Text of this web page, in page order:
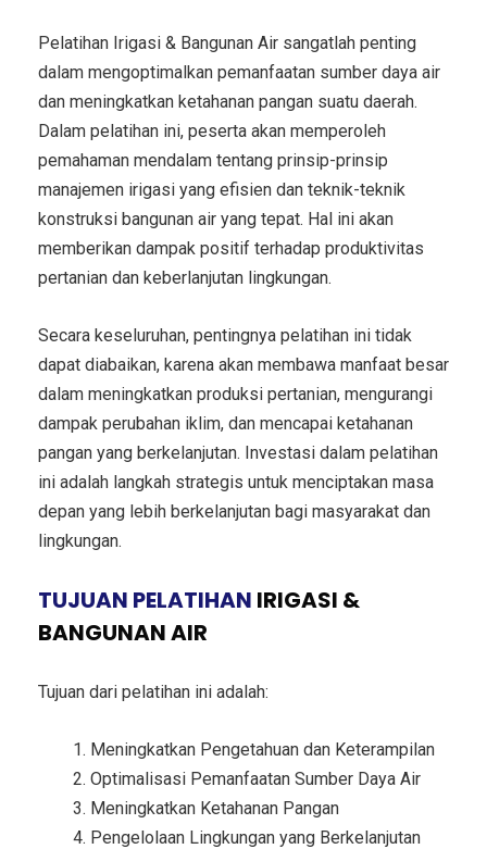
Pelatihan Irigasi & Bangunan Air sangatlah penting
dalam mengoptimalkan pemanfaatan sumber daya air
dan meningkatkan ketahanan pangan suatu daerah.
Dalam pelatihan ini, peserta akan memperoleh
pemahaman mendalam tentang prinsip-prinsip
manajemen irigasi yang efisien dan teknik-teknik
konstruksi bangunan air yang tepat. Hal ini akan
memberikan dampak positif terhadap produktivitas
pertanian dan keberlanjutan lingkungan.
Secara keseluruhan, pentingnya pelatihan ini tidak
dapat diabaikan, karena akan membawa manfaat besar
dalam meningkatkan produksi pertanian, mengurangi
dampak perubahan iklim, dan mencapai ketahanan
pangan yang berkelanjutan. Investasi dalam pelatihan
ini adalah langkah strategis untuk menciptakan masa
depan yang lebih berkelanjutan bagi masyarakat dan
lingkungan.
TUJUAN PELATIHAN IRIGASI &
BANGUNAN AIR
Tujuan dari pelatihan ini adalah:
Meningkatkan Pengetahuan dan Keterampilan
Optimalisasi Pemanfaatan Sumber Daya Air
Meningkatkan Ketahanan Pangan
Pengelolaan Lingkungan yang Berkelanjutan